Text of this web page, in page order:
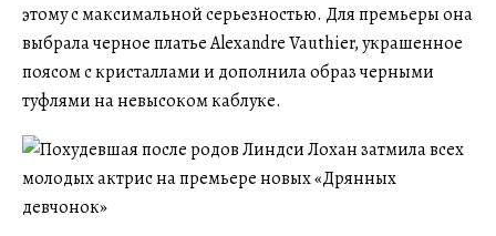
этому с максимальной серьезностью. Для премьеры она
выбрала черное платье Alexandre Vauthier, украшенное
поясом с кристаллами и дополнила образ черными
туфлями на невысоком каблуке.